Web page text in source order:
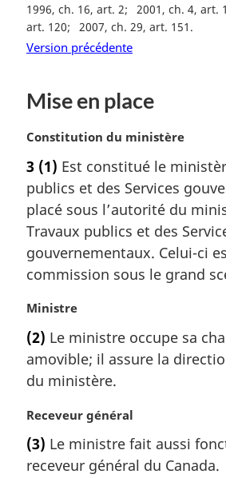
1996, ch. 16, art. 2 2001, ch. 4, art.
art. 120
2007, ch. 29, art. 151
Version précédente
Mise en place
N
t
e
m
a
g
i
a
l
e
:
Constitution du ministère
3 (1) Est constitué le
publics et des Services
placé sous l’autorité du
Travaux publics et des
gouvernementaux. Celui-ci
commission sous le grand
N
t
e
m
r
i
n
Ministre
(2) Le ministre occupe sa
amovible; il assure la
du ministère.
N
t
e
Receveur général
(3) Le ministre fait aussi
receveur général du Canada.